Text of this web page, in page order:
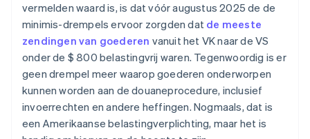
vermelden waard is, is dat vóór augustus 2025 de de
minimis-drempels ervoor zorgden dat de meeste
zendingen van goederen vanuit het VK naar de VS
onder de $ 800 belastingvrij waren. Tegenwoordig is er
geen drempel meer waarop goederen onderworpen
kunnen worden aan de douaneprocedure, inclusief
invoerrechten en andere heffingen. Nogmaals, dat is
een Amerikaanse belastingverplichting, maar het is